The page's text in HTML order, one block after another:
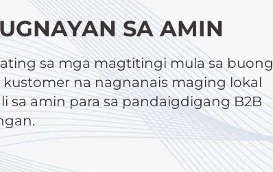
SA AMIN
sa mga magtitingi mula sa buong
na nagnanais maging lokal
sa amin para sa pandaigdigang B2B